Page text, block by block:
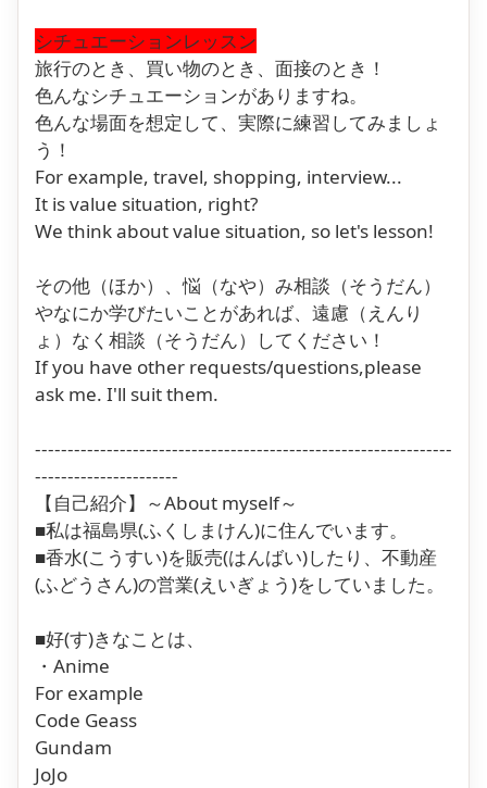
シチュエーションレッスン
旅行のとき、買い物のとき、面接のとき！
色んなシチュエーションがありますね。
色んな場面を想定して、実際に練習してみましょ
う！
For example, travel, shopping, interview...
It is value situation, right?
We think about value situation, so let's lesson!
その他（ほか）、悩（なや）み相談（そうだん）
やなにか学びたいことがあれば、遠慮（えんり
ょ）なく相談（そうだん）してください！
If you have other requests/questions,please
ask me. I'll suit them.
----------------------------------------------------------------
----------------------
【自己紹介】～About myself～
■私は福島県(ふくしまけん)に住んでいます。
■香水(こうすい)を販売(はんばい)したり、不動産
(ふどうさん)の営業(えいぎょう)をしていました。
■好(す)きなことは、
・Anime
For example
Code Geass
Gundam
JoJo